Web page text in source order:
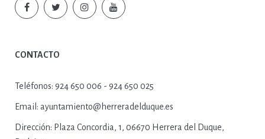
CONTACTO
Teléfonos: 924 650 006 - 924 650 025
Email: ayuntamiento@herreradelduque.es
Dirección: Plaza Concordia, 1, 06670 Herrera del Duque,